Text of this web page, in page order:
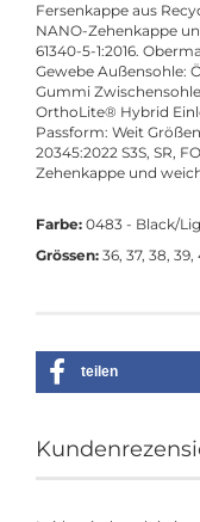
Fersenkappe aus
NANO-Zehenkappe
61340-5-1:2016.
Gewebe Außensohle:
Gummi
OrthoLite® Hybrid
Passform: Weit
20345:2022 S3S, SR,
Zehenkappe und
Farbe: 0483 - Black/
Grössen: 36, 37, 38,
teilen